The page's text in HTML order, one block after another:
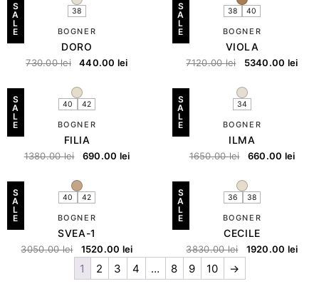
S
A
L
E
38
BOGNER
DORO
730.00lei 440.00 lei
S
A
L
E
38 40
BOGNER
VIOLA
7120.00lei 5340.00 lei
S
A
L
E
40 42
BOGNER
FILIA
1380.00lei 690.00 lei
S
A
L
E
34
BOGNER
ILMA
1650.00lei 660.00 lei
S
A
L
E
40 42
BOGNER
SVEA-1
3050.00lei 1520.00 lei
S
A
L
E
36 38
BOGNER
CECILE
3830.00lei 1920.00 lei
1 2 3 4 … 8 9 10 →